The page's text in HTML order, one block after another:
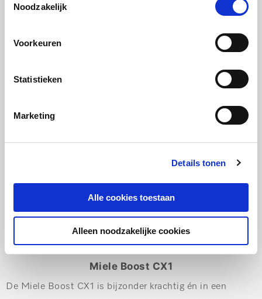
Noodzakelijk
Voorkeuren
Statistieken
Marketing
Details tonen
Alle cookies toestaan
Alleen noodzakelijke cookies
van 2 liter maken de Blizzard een ideale partner in
Miele Boost CX1
De Miele Boost CX1 is bijzonder krachtig én in een